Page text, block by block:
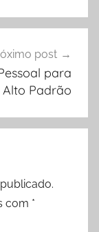
post
para
Padrão
com *